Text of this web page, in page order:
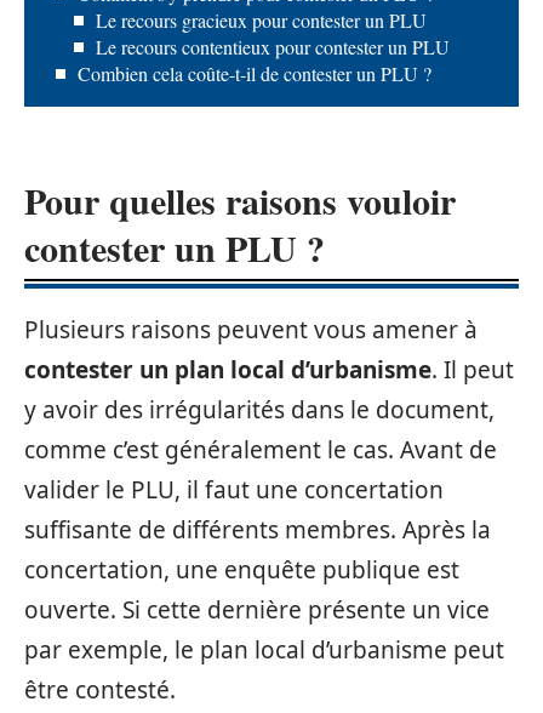
Le recours gracieux pour contester un PLU
Le recours contentieux pour contester un PLU
Combien cela coûte-t-il de contester un PLU ?
Pour quelles raisons vouloir
contester un PLU ?
Plusieurs raisons peuvent vous amener à
contester un plan local d’urbanisme. Il peut
y avoir des irrégularités dans le document,
comme c’est généralement le cas. Avant de
valider le PLU, il faut une concertation
suffisante de différents membres. Après la
concertation, une enquête publique est
ouverte. Si cette dernière présente un vice
par exemple, le plan local d’urbanisme peut
être contesté.